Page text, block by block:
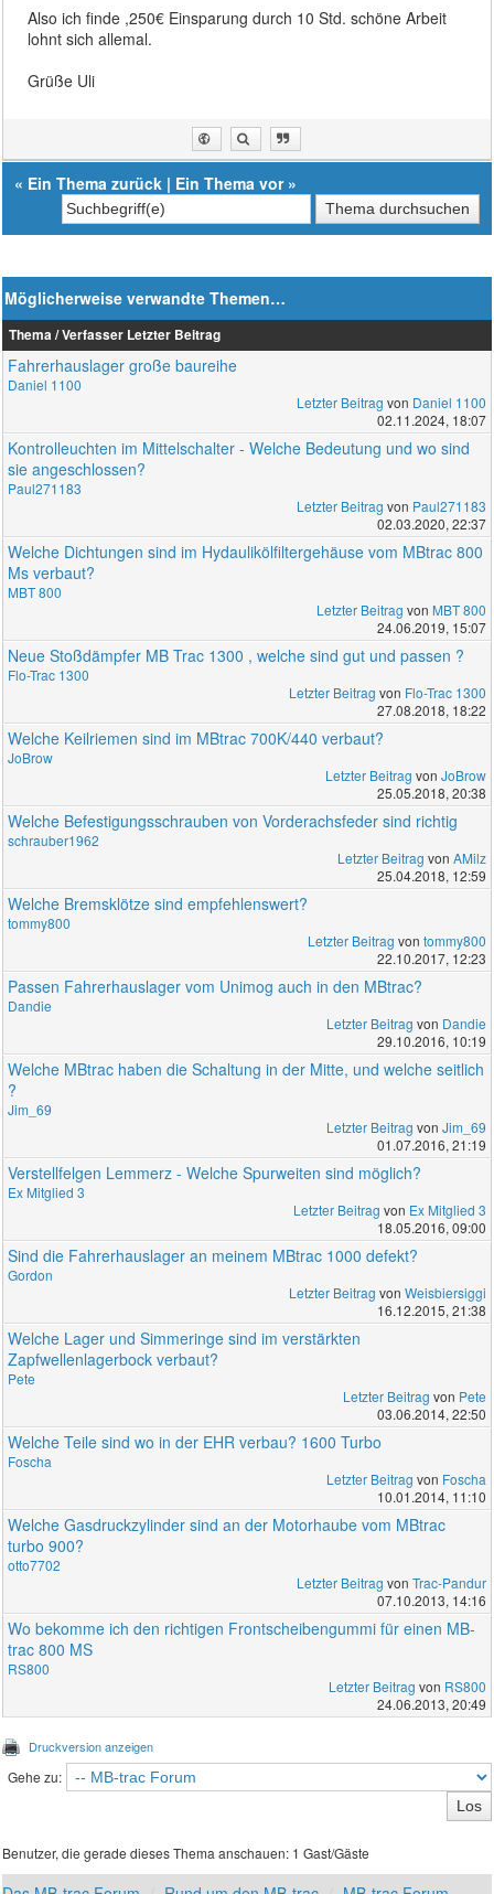
Also ich finde ,250€ Einsparung durch 10 Std. schöne Arbeit
lohnt sich allemal.
Grüße Uli
« Ein Thema zurück | Ein Thema vor»
Möglicherweise verwandte Themen…
Thema / Verfasser Letzter Beitrag
Fahrerhauslager große baureihe
Daniel 1100
Letzter Beitrag von Daniel 1100
02.11.2024, 18:07
Kontrolleuchten im Mittelschalter - Welche Bedeutung und wo sind
sie angeschlossen?
Paul271183
Letzter Beitrag von Paul271183
02.03.2020, 22:37
Welche Dichtungen sind im Hydaulikölfiltergehäuse vom MBtrac 800
Ms verbaut?
MBT 800
Letzter Beitrag von MBT 800
24.06.2019, 15:07
Neue Stoßdämpfer MB Trac 1300 , welche sind gut und passen ?
Flo-Trac 1300
Letzter Beitrag von Flo-Trac 1300
27.08.2018, 18:22
Welche Keilriemen sind im MBtrac 700K/440 verbaut?
JoBrow
Letzter Beitrag von JoBrow
25.05.2018, 20:38
Welche Befestigungsschrauben von Vorderachsfeder sind richtig
schrauber1962
Letzter Beitrag von AMilz
25.04.2018, 12:59
Welche Bremsklötze sind empfehlenswert?
tommy800
Letzter Beitrag von tommy800
22.10.2017, 12:23
Passen Fahrerhauslager vom Unimog auch in den MBtrac?
Dandie
Letzter Beitrag von Dandie
29.10.2016, 10:19
Welche MBtrac haben die Schaltung in der Mitte, und welche seitlich
?
Jim_69
Letzter Beitrag von Jim_69
01.07.2016, 21:19
Verstellfelgen Lemmerz - Welche Spurweiten sind möglich?
Ex Mitglied 3
Letzter Beitrag von Ex Mitglied 3
18.05.2016, 09:00
Sind die Fahrerhauslager an meinem MBtrac 1000 defekt?
Gordon
Letzter Beitrag von Weisbiersiggi
16.12.2015, 21:38
Welche Lager und Simmeringe sind im verstärkten
Zapfwellenlagerbock verbaut?
Pete
Letzter Beitrag von Pete
03.06.2014, 22:50
Welche Teile sind wo in der EHR verbau? 1600 Turbo
Foscha
Letzter Beitrag von Foscha
10.01.2014, 11:10
Welche Gasdruckzylinder sind an der Motorhaube vom MBtrac
turbo 900?
otto7702
Letzter Beitrag von Trac-Pandur
07.10.2013, 14:16
Wo bekomme ich den richtigen Frontscheibengummi für einen MB-
trac 800 MS
RS800
Letzter Beitrag von RS800
24.06.2013, 20:49
Druckversion anzeigen
Gehe zu:
Benutzer, die gerade dieses Thema anschauen: 1 Gast/Gäste